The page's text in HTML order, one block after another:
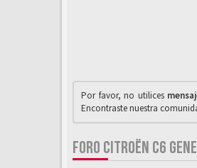
Por favor, no utilices
Encontraste nuestra
FORO CITROËN C6